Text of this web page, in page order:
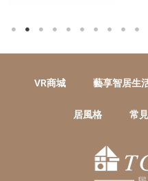
VR商城 藝享智居生
居風格 常